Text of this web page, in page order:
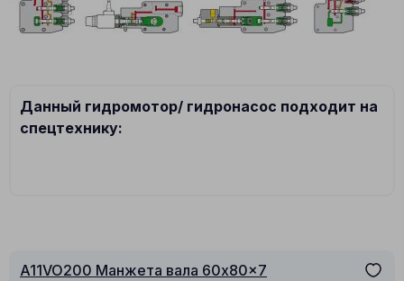
Данный гидромотор/ гидронасос подходит на
спецтехнику:
A11VO200 Манжета вала 60x80x7